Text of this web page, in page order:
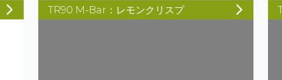
TR90 M-Bar：レモンクリスプ